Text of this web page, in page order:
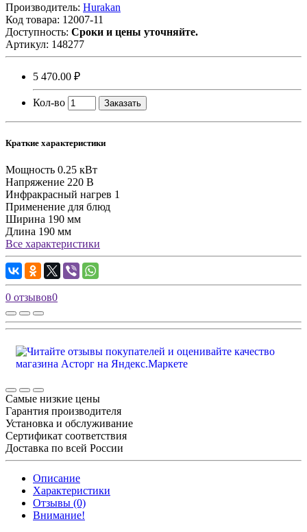
Производитель: Hurakan
Код товара: 12007-11
Доступность: Сроки и цены уточняйте.
Артикул: 148277
5 470.00 ₽
Кол-во Заказать
Краткие характеристики
Мощность 0.25 кВт
Напряжение 220 В
Инфракрасный нагрев 1
Применение для блюд
Ширина 190 мм
Длина 190 мм
Все характеристики
0 отзывов0
Самые низкие цены
Гарантия производителя
Установка и обслуживание
Сертификат соответствия
Доставка по всей России
Описание
Характеристики
Отзывы (0)
Внимание!